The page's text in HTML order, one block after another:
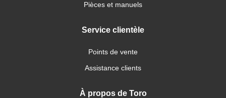
Pièces et manuels
Service clientèle
Points de vente
Assistance clients
À propos de Toro